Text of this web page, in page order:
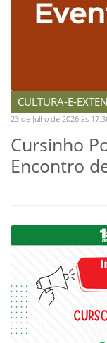
CULTURA-E-
23 de Julho de 2026 às
Cursinho
Encontro